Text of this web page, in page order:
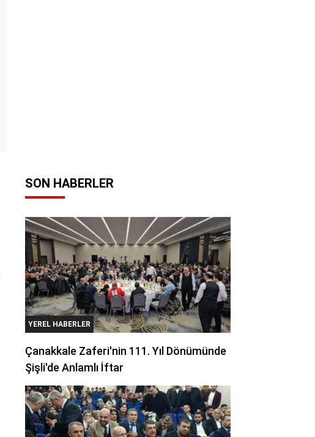
SON HABERLER
YEREL HABERLER
Çanakkale Zaferi'nin 111. Yıl Dönümünde
Şişli'de Anlamlı İftar